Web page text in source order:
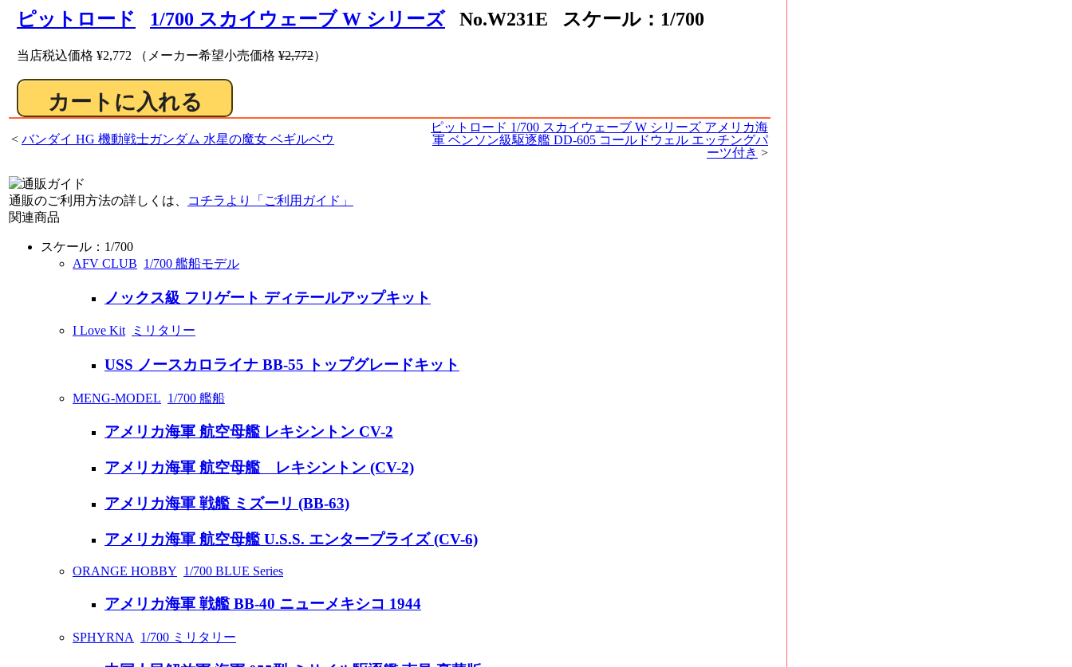
ピットロード 1/700 スカイウェーブ W シリーズNo.W231E スケール：1/700
当店税込価格 ¥2,772 （メーカー希望小売価格 ¥2,772）
< バンダイ HG 機動戦士ガンダム 水星の魔女 ベギルベウ
ピットロード 1/700 スカイウェーブ W シリーズ アメリカ海
軍 ベンソン級駆逐艦 DD-605 コールドウェル エッチングパ
ーツ付き >
通販のご利用方法の詳しくは、
コチラより「ご利用ガイド」
関連商品
スケール：1/700
AFV CLUB 1/700 艦船モデル
ノックス級 フリゲート ディテールアップキット
I Love Kit ミリタリー
USS ノースカロライナ BB-55 トップグレードキット
MENG-MODEL 1/700 艦船
アメリカ海軍 航空母艦 レキシントン CV-2
アメリカ海軍 航空母艦 レキシントン (CV-2)
アメリカ海軍 戦艦 ミズーリ (BB-63)
アメリカ海軍 航空母艦 U.S.S. エンタープライズ (CV-6)
ORANGE HOBBY 1/700 BLUE Series
アメリカ海軍 戦艦 BB-40 ニューメキシコ 1944
SPHYRNA 1/700 ミリタリー